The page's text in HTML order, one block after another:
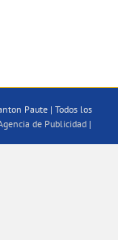
Paute | Todos los
de Publicidad |